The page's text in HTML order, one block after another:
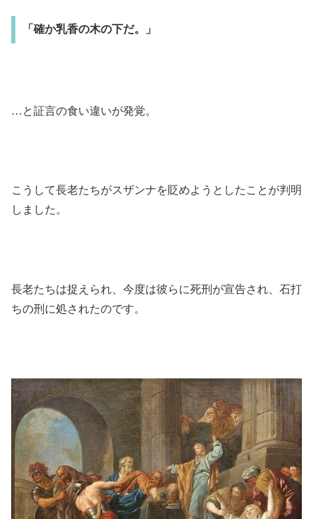
「確か乳香の木の下だ。」
…と証言の食い違いが発覚。
こうして長老たちがスザンナを貶めようとしたことが判明
しました。
長老たちは捉えられ、今度は彼らに死刑が宣告され、石打
ちの刑に処されたのです。